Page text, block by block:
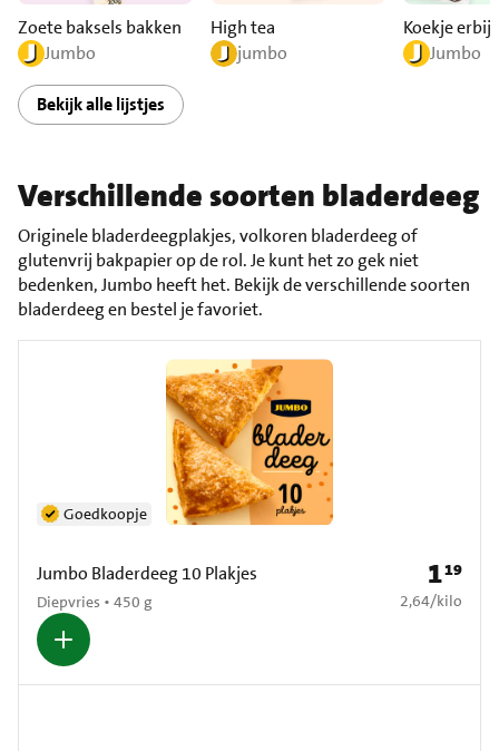
Zoete baksels bakken
Jumbo
High tea
jumbo
Koekje erbij?
Jumbo
Bekijk alle lijstjes
Verschillende soorten bladerdeeg
Originele bladerdeegplakjes, volkoren bladerdeeg of
glutenvrij bakpapier op de rol. Je kunt het zo gek niet
bedenken, Jumbo heeft het. Bekijk de verschillende soorten
bladerdeeg en bestel je favoriet.
Jumbo Bladerdeeg 10 Plakjes
Diepvries • 450 g
Goedkoopje
Prijs: €
119
€ 2,64 per kilo
2,64/kilo